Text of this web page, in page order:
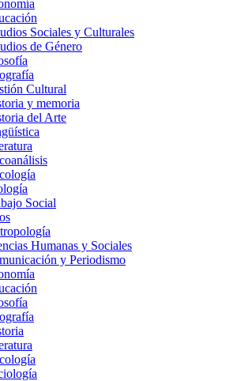
Sociales y Culturales
de Género
Cultural
y memoria
del Arte
Social
Humanas y Sociales
y Periodismo